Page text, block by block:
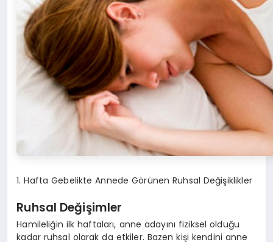
1. Hafta Gebelikte Annede Görünen Ruhsal Değişiklikler
Ruhsal Değişimler
Hamileliğin ilk haftaları, anne adayını fiziksel olduğu
kadar ruhsal olarak da etkiler. Bazen kişi kendini anne